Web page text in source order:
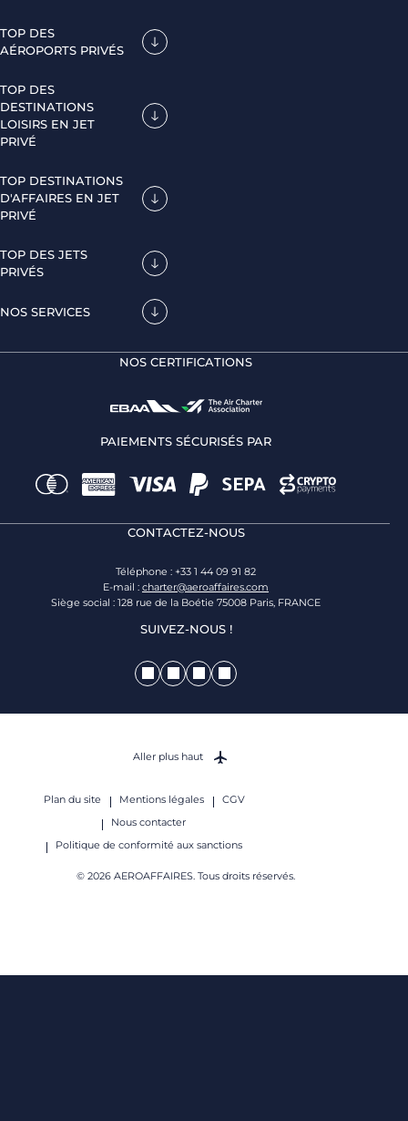
TOP DES
AÉROPORTS PRIVÉS
TOP DES
DESTINATIONS
LOISIRS EN JET
PRIVÉ
TOP DESTINATIONS
D'AFFAIRES EN JET
PRIVÉ
TOP DES JETS
PRIVÉS
NOS SERVICES
NOS CERTIFICATIONS
PAIEMENTS SÉCURISÉS PAR
CONTACTEZ-NOUS
Téléphone : +33 1 44 09 91 82
E-mail : charter@aeroaffaires.com
Siège social : 128 rue de la Boétie 75008 Paris, FRANCE
SUIVEZ-NOUS !
Plan du site Mentions légales
CGV
Nous contacter
Politique de conformité aux sanctions
© 2026 AEROAFFAIRES. Tous droits réservés.
Aller plus haut